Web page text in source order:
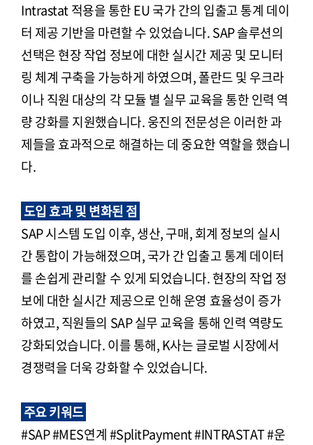
Intrastat 적용을 통한 EU 국가 간의 입출고 통계 데이
터 제공 기반을 마련할 수 있었습니다. SAP 솔루션의
선택은 현장 작업 정보에 대한 실시간 제공 및 모니터
링 체계 구축을 가능하게 하였으며, 폴란드 및 우크라
이나 직원 대상의 각 모듈 별 실무 교육을 통한 인력 역
량 강화를 지원했습니다. 웅진의 전문성은 이러한 과
제들을 효과적으로 해결하는 데 중요한 역할을 했습니
다.
도입 효과 및 변화된 점
SAP 시스템 도입 이후, 생산, 구매, 회계 정보의 실시
간 통합이 가능해졌으며, 국가 간 입출고 통계 데이터
를 손쉽게 관리할 수 있게 되었습니다. 현장의 작업 정
보에 대한 실시간 제공으로 인해 운영 효율성이 증가
하였고, 직원들의 SAP 실무 교육을 통해 인력 역량도
강화되었습니다. 이를 통해, K사는 글로벌 시장에서
경쟁력을 더욱 강화할 수 있었습니다.
주요 키워드
#SAP #MES연계 #SplitPayment #INTRASTAT #운